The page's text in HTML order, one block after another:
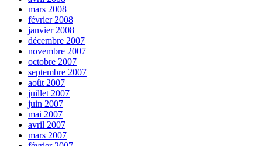
mars 2008
février 2008
janvier 2008
décembre 2007
novembre 2007
octobre 2007
septembre 2007
août 2007
juillet 2007
juin 2007
mai 2007
avril 2007
mars 2007